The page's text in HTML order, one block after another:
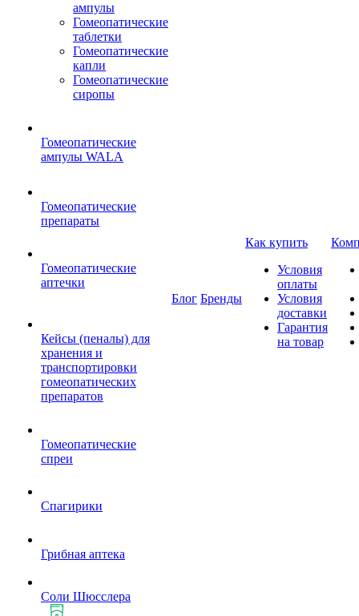
ампулы
Гомеопатические
таблетки
Гомеопатические
капли
Гомеопатические
сиропы
Гомеопатические
ампулы WALA
Гомеопатические
препараты
Гомеопатические
аптечки
Кейсы (пеналы) для
хранения и
транспортировки
гомеопатических
препаратов
Гомеопатические
спреи
Спагирики
Грибная аптека
Соли Шюсслера
Блог Бренды
Как купить
Условия
оплаты
Условия
доставки
Гарантия
на товар